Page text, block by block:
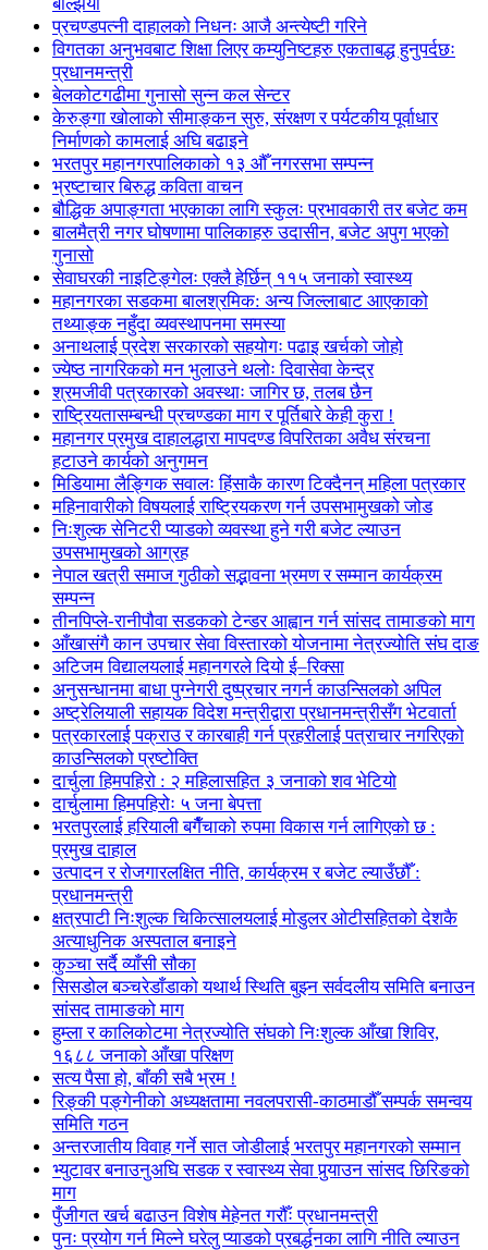
प्रचण्डपत्नी दाहालको निधनः आजै अन्त्येष्टी गरिने
विगतका अनुभवबाट शिक्षा लिएर कम्युनिष्टहरु एकताबद्ध हुनुपर्दछः
प्रधानमन्त्री
बेलकोटगढीमा गुनासो सुन्न कल सेन्टर
केरुङ्गा खोलाको सीमाङ्कन सुरु, संरक्षण र पर्यटकीय पूर्वाधार
निर्माणको कामलाई अघि बढाइने
भरतपुर महानगरपालिकाको १३ औँ नगरसभा सम्पन्न
भ्रष्टाचार बिरुद्ध कविता वाचन
बौद्धिक अपाङ्गता भएकाका लागि स्कुलः प्रभावकारी तर बजेट कम
बालमैत्री नगर घोषणामा पालिकाहरु उदासीन, बजेट अपुग भएको
गुनासो
सेवाघरकी नाइटिङ्गेलः एक्लै हेर्छिन् ११५ जनाको स्वास्थ्य
महानगरका सडकमा बालश्रमिक: अन्य जिल्लाबाट आएकाको
तथ्याङ्क नहुँदा व्यवस्थापनमा समस्या
अनाथलाई प्रदेश सरकारको सहयोगः पढाइ खर्चको जोहो
ज्येष्ठ नागरिकको मन भुलाउने थलोः दिवासेवा केन्द्र
श्रमजीवी पत्रकारको अवस्थाः जागिर छ, तलब छैन
राष्ट्रियतासम्बन्धी प्रचण्डका माग र पूर्तिबारे केही कुरा !
महानगर प्रमुख दाहालद्धारा मापदण्ड विपरितका अवैध संरचना
हटाउने कार्यको अनुगमन
मिडियामा लैङ्गिक सवालः हिंसाकै कारण टिक्दैनन् महिला पत्रकार
महिनावारीको विषयलाई राष्ट्रियकरण गर्न उपसभामुखको जोड
निःशुल्क सेनिटरी प्याडको व्यवस्था हुने गरी बजेट ल्याउन
उपसभामुखको आग्रह
नेपाल खत्री समाज गुठीको सद्भावना भ्रमण र सम्मान कार्यक्रम
सम्पन्न
तीनपिप्ले-रानीपौवा सडकको टेन्डर आह्वान गर्न सांसद तामाङको माग
आँखासंगै कान उपचार सेवा विस्तारको योजनामा नेत्रज्योति संघ दाङ
अटिजम विद्यालयलाई महानगरले दियो ई–रिक्सा
अनुसन्धानमा बाधा पुग्नेगरी दुष्प्रचार नगर्न काउन्सिलको अपिल
अष्ट्रेलियाली सहायक विदेश मन्त्रीद्वारा प्रधानमन्त्रीसँग भेटवार्ता
पत्रकारलाई पक्राउ र कारबाही गर्न प्रहरीलाई पत्राचार नगरिएको
काउन्सिलको प्रष्टोक्ति
दार्चुला हिमपहिरो : २ महिलासहित ३ जनाको शव भेटियो
दार्चुलामा हिमपहिरोः ५ जना बेपत्ता
भरतपुरलाई हरियाली बगैँचाको रुपमा विकास गर्न लागिएको छ :
प्रमुख दाहाल
उत्पादन र रोजगारलक्षित नीति, कार्यक्रम र बजेट ल्याउँछौँ :
प्रधानमन्त्री
क्षत्रपाटी निःशुल्क चिकित्सालयलाई मोडुलर ओटीसहितको देशकै
अत्याधुनिक अस्पताल बनाइने
कुञ्चा सर्दै व्याँसी सौका
सिसडोल बञ्चरेडाँडाको यथार्थ स्थिति बुझ्न सर्वदलीय समिति बनाउन
सांसद तामाङको माग
हुम्ला र कालिकोटमा नेत्रज्योति संघको निःशुल्क आँखा शिविर,
१६८८ जनाको आँखा परिक्षण
सत्य पैसा हो, बाँकी सबै भ्रम !
रिङ्की पङ्गेनीको अध्यक्षतामा नवलपरासी-काठमाडौँ सम्पर्क समन्वय
समिति गठन
अन्तरजातीय विवाह गर्ने सात जोडीलाई भरतपुर महानगरको सम्मान
भ्युटावर बनाउनुअघि सडक र स्वास्थ्य सेवा पुर्‍याउन सांसद छिरिङको
माग
पुँजीगत खर्च बढाउन विशेष मेहेनत गरौँः प्रधानमन्त्री
पुनः प्रयोग गर्न मिल्ने घरेलु प्याडको प्रबर्द्धनका लागि नीति ल्याउन